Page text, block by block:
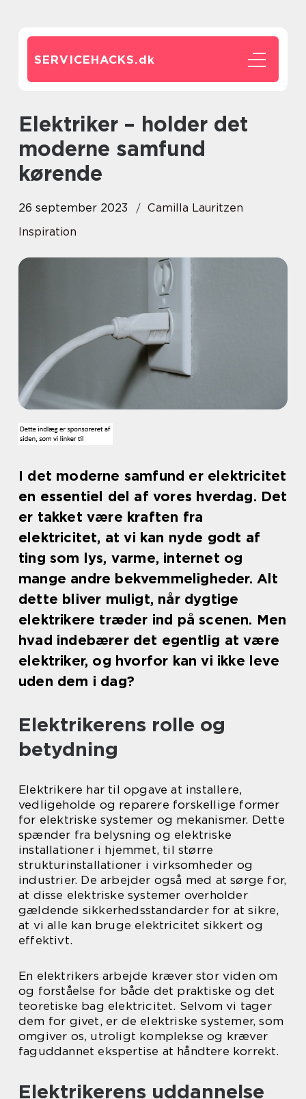
SERVICEHACKS.dk
Elektriker – holder det
moderne samfund
kørende
26 september 2023
Camilla Lauritzen
Inspiration
I det moderne samfund er elektricitet
en essentiel del af vores hverdag. Det
er takket være kraften fra
elektricitet, at vi kan nyde godt af
ting som lys, varme, internet og
mange andre bekvemmeligheder. Alt
dette bliver muligt, når dygtige
elektrikere træder ind på scenen. Men
hvad indebærer det egentlig at være
elektriker, og hvorfor kan vi ikke leve
uden dem i dag?
Elektrikerens rolle og
betydning
Elektrikere har til opgave at installere,
vedligeholde og reparere forskellige former
for elektriske systemer og mekanismer. Dette
spænder fra belysning og elektriske
installationer i hjemmet, til større
strukturinstallationer i virksomheder og
industrier. De arbejder også med at sørge for,
at disse elektriske systemer overholder
gældende sikkerhedsstandarder for at sikre,
at vi alle kan bruge elektricitet sikkert og
effektivt.
En elektrikers arbejde kræver stor viden om
og forståelse for både det praktiske og det
teoretiske bag elektricitet. Selvom vi tager
dem for givet, er de elektriske systemer, som
omgiver os, utroligt komplekse og kræver
faguddannet ekspertise at håndtere korrekt.
Elektrikerens uddannelse